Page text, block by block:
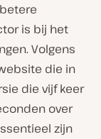
is bij het
Volgens
die in
die vijf keer
over
zijn